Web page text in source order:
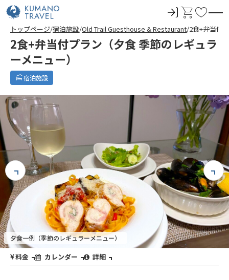
ロ
イ
ン
カ
ト
お
気
に
入
トップページ 宿泊施設 Old Trail Guesthouse & Restaurant 2食+弁当付
2食+弁当付プラン（夕食 季節のレギュラ
ーメニュー）
宿泊施設
夕食一例（季節のレギュラーメニュー）
料金 カレンダー 詳細